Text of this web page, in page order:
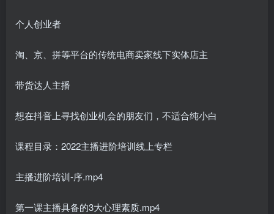
个人创业者
淘、京、拼等平台的传统电商卖家线下实体店主
带货达人主播
想在抖音上寻找创业机会的朋友们，不适合纯小白
课程目录：2022主播进阶培训线上专栏
主播进阶培训-序.mp4
第一课主播具备的3大心理素质.mp4